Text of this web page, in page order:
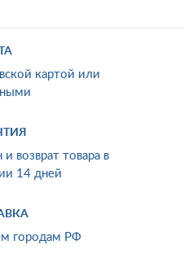
картой или
возврат товара в
14 дней
городам РФ